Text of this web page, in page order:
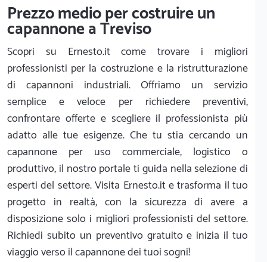
Prezzo medio per costruire un
capannone a Treviso
Scopri su Ernesto.it come trovare i migliori
professionisti per la costruzione e la ristrutturazione
di capannoni industriali. Offriamo un servizio
semplice e veloce per richiedere preventivi,
confrontare offerte e scegliere il professionista più
adatto alle tue esigenze. Che tu stia cercando un
capannone per uso commerciale, logistico o
produttivo, il nostro portale ti guida nella selezione di
esperti del settore. Visita Ernesto.it e trasforma il tuo
progetto in realtà, con la sicurezza di avere a
disposizione solo i migliori professionisti del settore.
Richiedi subito un preventivo gratuito e inizia il tuo
viaggio verso il capannone dei tuoi sogni!